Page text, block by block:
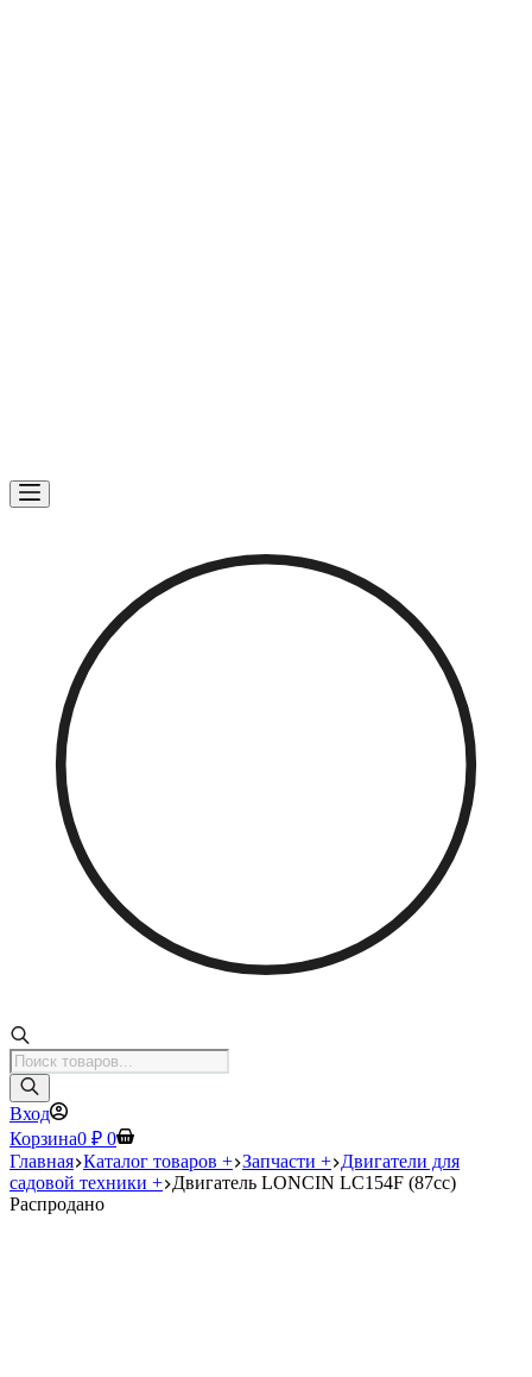
Поиск
товаров
Вход
Корзина0 ₽ 0
Главная Каталог товаров + Запчасти + Двигатели для
садовой техники + Двигатель LONCIN LC154F (87сс)
Распродано